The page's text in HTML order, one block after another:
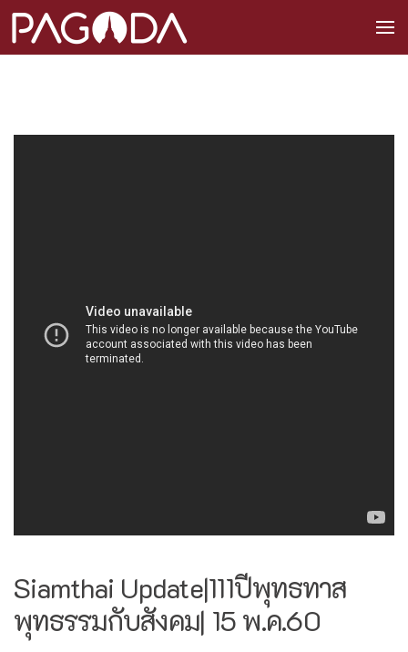
Siamthai Update|111ปีพุทธทาส
พุทธรรมกับสังคม| 15 พ.ค.60